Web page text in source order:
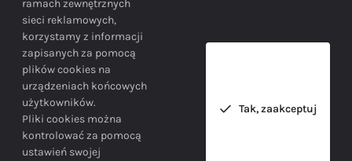
Bezpieczne zakupy gwarantowane!
ramach zewnętrznych
sieci reklamowych,
korzystamy z informacji
zapisanych za pomocą
plików cookies na
urządzeniach końcowych
użytkowników.
Pliki cookies można
kontrolować za pomocą
ustawień swojej
Tak, zaakceptuj